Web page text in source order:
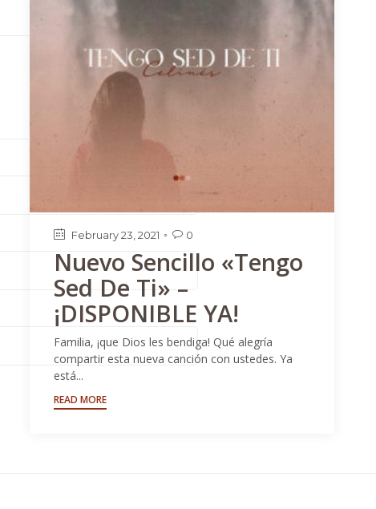
February 23, 2021  0
Nuevo Sencillo «Tengo
Sed De Ti» –
¡DISPONIBLE YA!
Familia, ¡que Dios les bendiga! ⁣Qué alegría
compartir esta nueva canción con ustedes. Ya
está...
READ MORE